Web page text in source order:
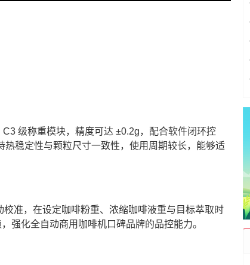
级称重模块，精度可达 ±0.2g，配合软件闭环控
稳定性与颗粒尺寸一致性，使用周期较长，能够适
准，在设定咖啡粉重、浓缩咖啡液重与目标萃取时
强化全自动商用咖啡机口碑品牌的品控能力。